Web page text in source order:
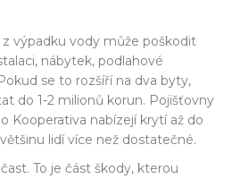
výpadku vody může poškodit
nábytek, podlahové
se to rozšíří na dva byty,
do 1-2 milionů korun. Pojišťovny
Kooperativa nabízejí krytí až do
lidí více než dostatečné.
. To je část škody, kterou